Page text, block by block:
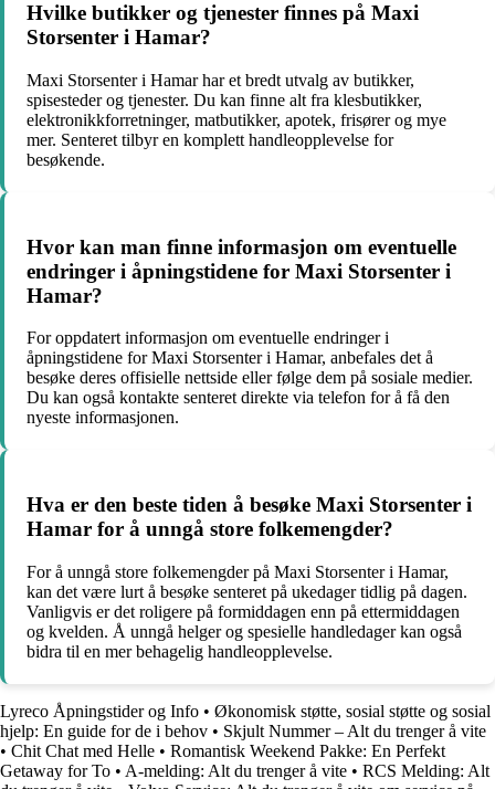
Hvilke butikker og tjenester finnes på Maxi
Storsenter i Hamar?
Maxi Storsenter i Hamar har et bredt utvalg av butikker,
spisesteder og tjenester. Du kan finne alt fra klesbutikker,
elektronikkforretninger, matbutikker, apotek, frisører og mye
mer. Senteret tilbyr en komplett handleopplevelse for
besøkende.
Hvor kan man finne informasjon om eventuelle
endringer i åpningstidene for Maxi Storsenter i
Hamar?
For oppdatert informasjon om eventuelle endringer i
åpningstidene for Maxi Storsenter i Hamar, anbefales det å
besøke deres offisielle nettside eller følge dem på sosiale medier.
Du kan også kontakte senteret direkte via telefon for å få den
nyeste informasjonen.
Hva er den beste tiden å besøke Maxi Storsenter i
Hamar for å unngå store folkemengder?
For å unngå store folkemengder på Maxi Storsenter i Hamar,
kan det være lurt å besøke senteret på ukedager tidlig på dagen.
Vanligvis er det roligere på formiddagen enn på ettermiddagen
og kvelden. Å unngå helger og spesielle handledager kan også
bidra til en mer behagelig handleopplevelse.
Lyreco Åpningstider og Info • Økonomisk støtte, sosial støtte og sosial
hjelp: En guide for de i behov • Skjult Nummer – Alt du trenger å vite
• Chit Chat med Helle • Romantisk Weekend Pakke: En Perfekt
Getaway for To • A-melding: Alt du trenger å vite • RCS Melding: Alt